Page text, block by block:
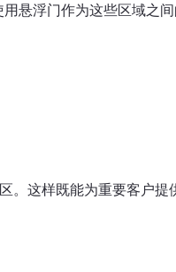
悬浮门作为这些区域之
这样既能为重要客户提